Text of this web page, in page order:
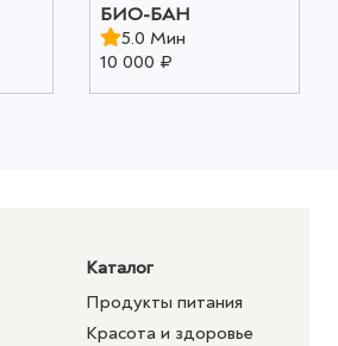
БИО-БАН
5.0 Мин
10 000 ₽
Каталог
Продукты питания
Красота и здоровье